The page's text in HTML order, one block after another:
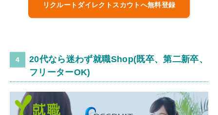
リクルートダイレクトスカウトへ無料登録
20代なら迷わず就職Shop(既卒、第二新卒、
フリーターOK)